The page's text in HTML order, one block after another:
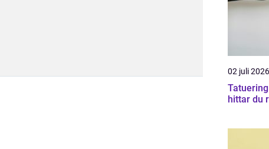
02 juli 2026
Tatuering
hittar du